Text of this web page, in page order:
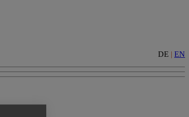
DE | EN